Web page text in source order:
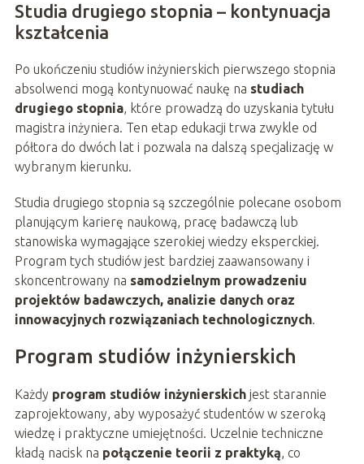
Studia drugiego stopnia – kontynuacja
kształcenia
Po ukończeniu studiów inżynierskich pierwszego stopnia
absolwenci mogą kontynuować naukę na studiach
drugiego stopnia, które prowadzą do uzyskania tytułu
magistra inżyniera. Ten etap edukacji trwa zwykle od
półtora do dwóch lat i pozwala na dalszą specjalizację w
wybranym kierunku.
Studia drugiego stopnia są szczególnie polecane osobom
planującym karierę naukową, pracę badawczą lub
stanowiska wymagające szerokiej wiedzy eksperckiej.
Program tych studiów jest bardziej zaawansowany i
skoncentrowany na samodzielnym prowadzeniu
projektów badawczych, analizie danych oraz
innowacyjnych rozwiązaniach technologicznych.
Program studiów inżynierskich
Każdy program studiów inżynierskichjest starannie
zaprojektowany, aby wyposażyć studentów w szeroką
wiedzę i praktyczne umiejętności. Uczelnie techniczne
kładą nacisk na połączenie teorii z praktyką, co